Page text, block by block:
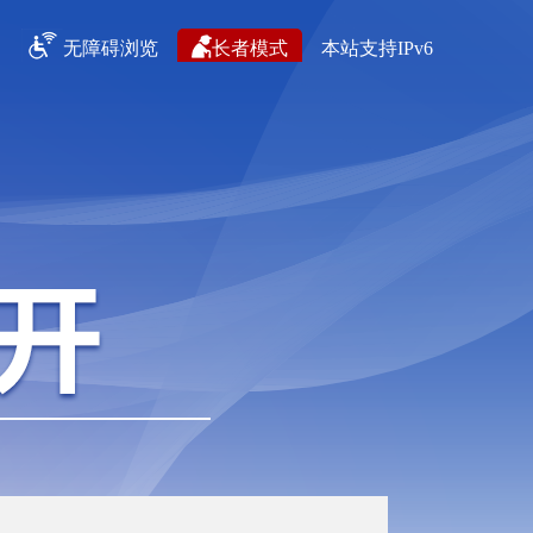
无障碍浏览 长者模式 本站支持IPv6